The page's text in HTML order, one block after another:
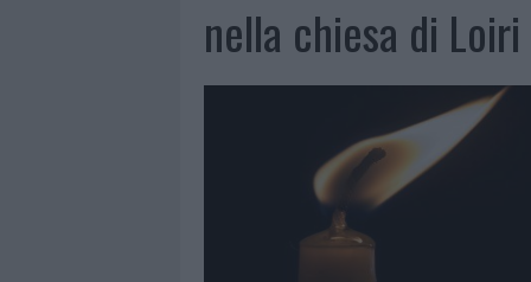
nella chiesa di Loiri